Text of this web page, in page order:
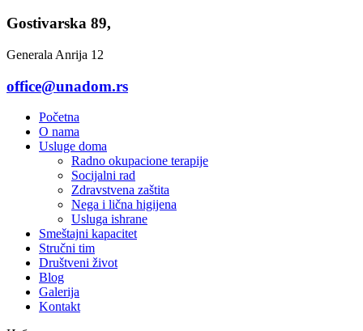
Gostivarska 89,
Generala Anrija 12
office@unadom.rs
Početna
O nama
Usluge doma
Radno okupacione terapije
Socijalni rad
Zdravstvena zaštita
Nega i lična higijena
Usluga ishrane
Smeštajni kapacitet
Stručni tim
Društveni život
Blog
Galerija
Kontakt